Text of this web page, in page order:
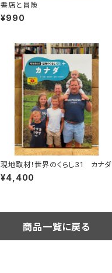
書店と冒険
¥990
現地取材！世界のくらし31 カナダ
¥4,400
商品一覧に戻る